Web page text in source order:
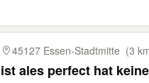
45127 Essen-Stadtmitte (3
ist ales perfect hat